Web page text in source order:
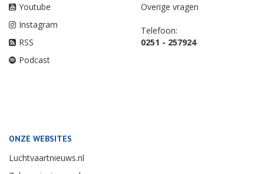
Youtube
Instagram
RSS
Podcast
Overige vragen
Telefoon:
0251 - 257924
ONZE WEBSITES
Luchtvaartnieuws.nl